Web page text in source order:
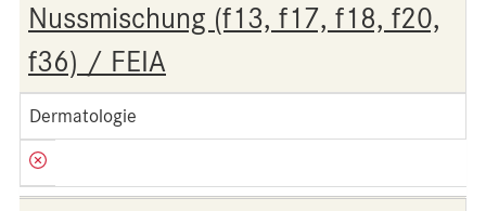
Nussmischung (f13, f17, f18, f20,
f36) / FEIA
Dermatologie